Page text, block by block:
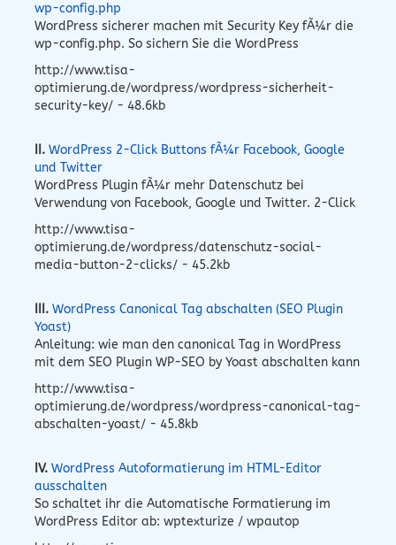
wp-config.php
WordPress sicherer machen mit Security Key fÃ¼r die
wp-config.php. So sichern Sie die WordPress
http://www.tisa-
optimierung.de/wordpress/wordpress-sicherheit-
security-key/ - 48.6kb
II. WordPress 2-Click Buttons fÃ¼r Facebook, Google
und Twitter
WordPress Plugin fÃ¼r mehr Datenschutz bei
Verwendung von Facebook, Google und Twitter. 2-Click
http://www.tisa-
optimierung.de/wordpress/datenschutz-social-
media-button-2-clicks/ - 45.2kb
III. WordPress Canonical Tag abschalten (SEO Plugin
Yoast)
Anleitung: wie man den canonical Tag in WordPress
mit dem SEO Plugin WP-SEO by Yoast abschalten kann
http://www.tisa-
optimierung.de/wordpress/wordpress-canonical-tag-
abschalten-yoast/ - 45.8kb
IV. WordPress Autoformatierung im HTML-Editor
ausschalten
So schaltet ihr die Automatische Formatierung im
WordPress Editor ab: wptexturize / wpautop